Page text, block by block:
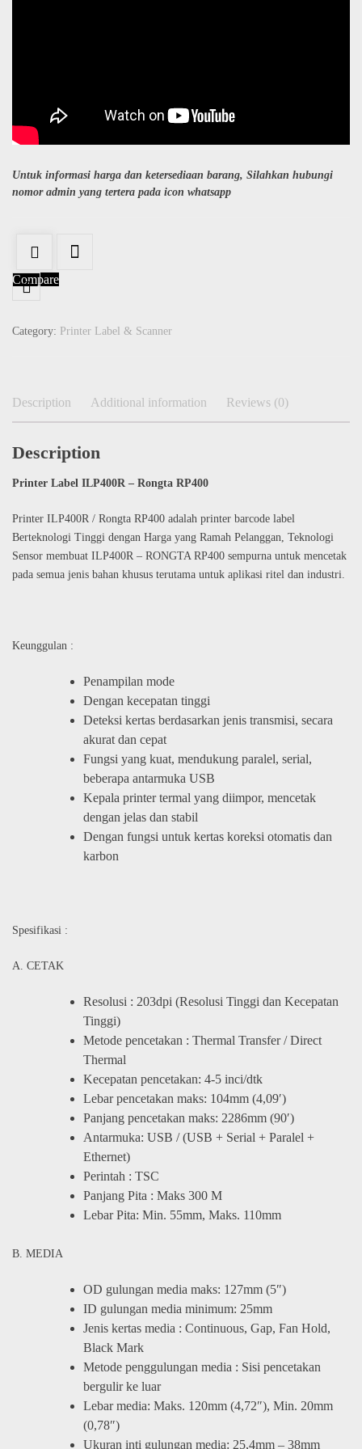
Untuk informasi harga dan ketersediaan barang, Silahkan hubungi
nomor admin yang tertera pada icon whatsapp
Compare
Category: Printer Label & Scanner
Description Additional information Reviews (0)
Description
Printer Label ILP400R – Rongta RP400
Printer ILP400R / Rongta RP400 adalah printer barcode label
Berteknologi Tinggi dengan Harga yang Ramah Pelanggan, Teknologi
Sensor membuat ILP400R – RONGTA RP400 sempurna untuk mencetak
pada semua jenis bahan khusus terutama untuk aplikasi ritel dan industri.
Keunggulan :
Penampilan mode
Dengan kecepatan tinggi
Deteksi kertas berdasarkan jenis transmisi, secara
akurat dan cepat
Fungsi yang kuat, mendukung paralel, serial,
beberapa antarmuka USB
Kepala printer termal yang diimpor, mencetak
dengan jelas dan stabil
Dengan fungsi untuk kertas koreksi otomatis dan
karbon
Spesifikasi :
A. CETAK
Resolusi : 203dpi (Resolusi Tinggi dan Kecepatan
Tinggi)
Metode pencetakan : Thermal Transfer / Direct
Thermal
Kecepatan pencetakan: 4-5 inci/dtk
Lebar pencetakan maks: 104mm (4,09′)
Panjang pencetakan maks: 2286mm (90′)
Antarmuka: USB / (USB + Serial + Paralel +
Ethernet)
Perintah : TSC
Panjang Pita : Maks 300 M
Lebar Pita: Min. 55mm, Maks. 110mm
B. MEDIA
OD gulungan media maks: 127mm (5″)
ID gulungan media minimum: 25mm
Jenis kertas media : Continuous, Gap, Fan Hold,
Black Mark
Metode penggulungan media : Sisi pencetakan
bergulir ke luar
Lebar media: Maks. 120mm (4,72″), Min. 20mm
(0,78″)
Ukuran inti gulungan media: 25,4mm – 38mm